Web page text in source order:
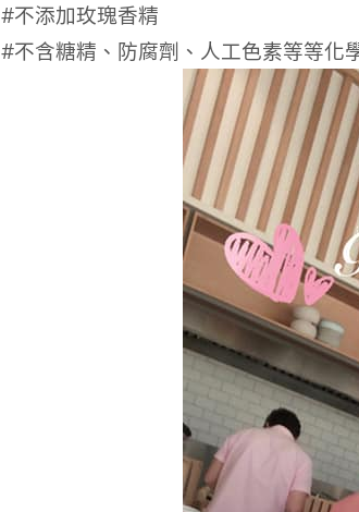
#不添加玫瑰香精
#不含糖精、防腐劑、人工色素等等化